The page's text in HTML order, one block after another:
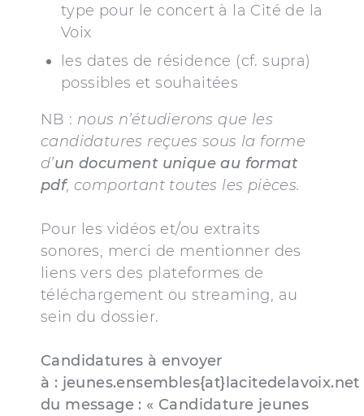
type pour le concert à la Cité de la
Voix
les dates de résidence (cf. supra)
possibles et souhaitées
NB : nous n’étudierons que les
candidatures reçues sous la forme
d’un document unique au format
pdf, comportant toutes les pièces.
Pour les vidéos et/ou extraits
sonores, merci de mentionner des
liens vers des plateformes de
téléchargement ou streaming, au
sein du dossier.
Candidatures à envoyer
à :
du message : « Candidature jeunes